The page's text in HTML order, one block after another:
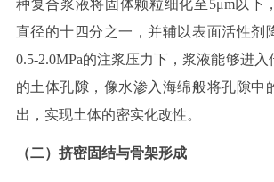
种复合浆液将固体颗粒细化至5μm以下
直径的十四分之一，并辅以表面活性剂
0.5-2.0MPa的注浆压力下，浆液能够进入
的土体孔隙，像水渗入海绵般将孔隙中
出，实现土体的密实化改性。
（二）挤密固结与骨架形成